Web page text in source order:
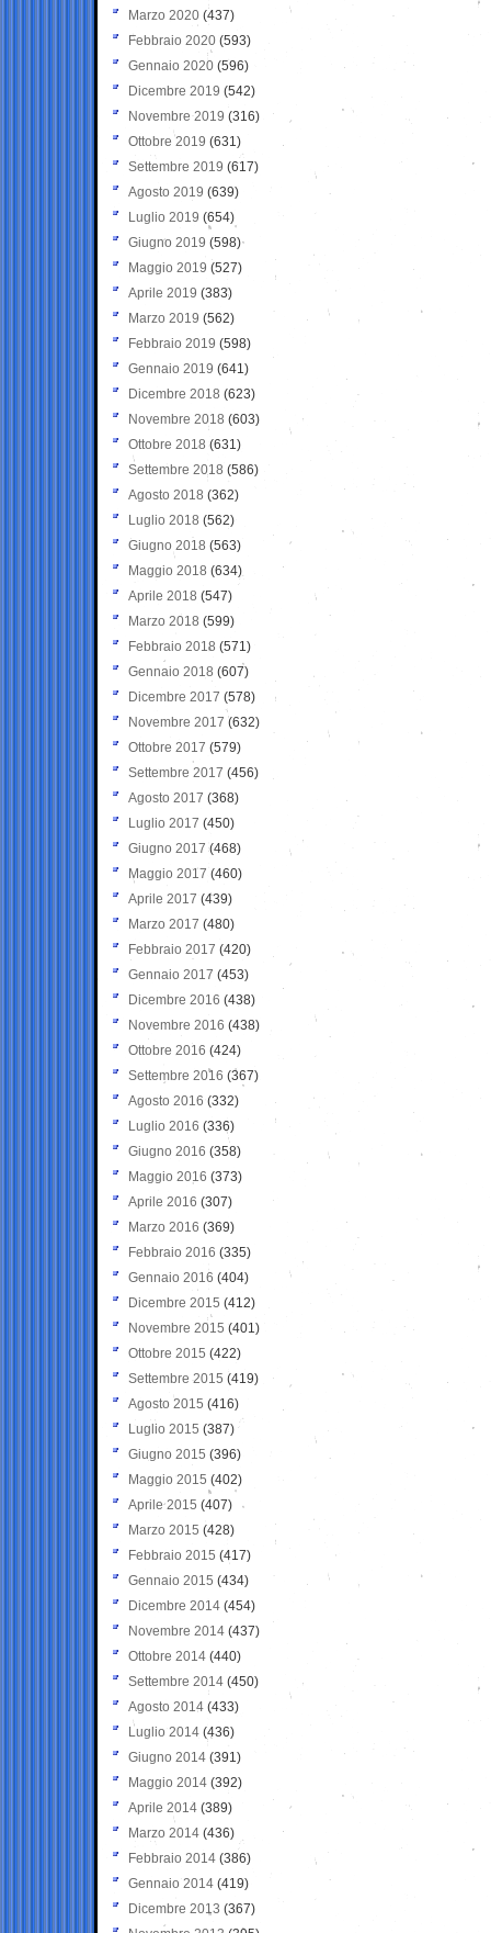
Marzo 2020 (437)
Febbraio 2020 (593)
Gennaio 2020 (596)
Dicembre 2019 (542)
Novembre 2019 (316)
Ottobre 2019 (631)
Settembre 2019 (617)
Agosto 2019 (639)
Luglio 2019 (654)
Giugno 2019 (598)
Maggio 2019 (527)
Aprile 2019 (383)
Marzo 2019 (562)
Febbraio 2019 (598)
Gennaio 2019 (641)
Dicembre 2018 (623)
Novembre 2018 (603)
Ottobre 2018 (631)
Settembre 2018 (586)
Agosto 2018 (362)
Luglio 2018 (562)
Giugno 2018 (563)
Maggio 2018 (634)
Aprile 2018 (547)
Marzo 2018 (599)
Febbraio 2018 (571)
Gennaio 2018 (607)
Dicembre 2017 (578)
Novembre 2017 (632)
Ottobre 2017 (579)
Settembre 2017 (456)
Agosto 2017 (368)
Luglio 2017 (450)
Giugno 2017 (468)
Maggio 2017 (460)
Aprile 2017 (439)
Marzo 2017 (480)
Febbraio 2017 (420)
Gennaio 2017 (453)
Dicembre 2016 (438)
Novembre 2016 (438)
Ottobre 2016 (424)
Settembre 2016 (367)
Agosto 2016 (332)
Luglio 2016 (336)
Giugno 2016 (358)
Maggio 2016 (373)
Aprile 2016 (307)
Marzo 2016 (369)
Febbraio 2016 (335)
Gennaio 2016 (404)
Dicembre 2015 (412)
Novembre 2015 (401)
Ottobre 2015 (422)
Settembre 2015 (419)
Agosto 2015 (416)
Luglio 2015 (387)
Giugno 2015 (396)
Maggio 2015 (402)
Aprile 2015 (407)
Marzo 2015 (428)
Febbraio 2015 (417)
Gennaio 2015 (434)
Dicembre 2014 (454)
Novembre 2014 (437)
Ottobre 2014 (440)
Settembre 2014 (450)
Agosto 2014 (433)
Luglio 2014 (436)
Giugno 2014 (391)
Maggio 2014 (392)
Aprile 2014 (389)
Marzo 2014 (436)
Febbraio 2014 (386)
Gennaio 2014 (419)
Dicembre 2013 (367)